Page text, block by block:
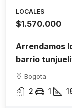
LOCALES
$1.570.000
Arrendamos
barrio
Bogota
2 1